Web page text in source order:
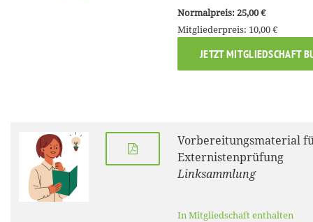
Normalpreis: 25,00 €
Mitgliederpreis: 10,00 €
JETZT MITGLIEDSCHAFT
Vorbereitungsmaterial
Externistenprüfung
Linksammlung
In Mitgliedschaft enthalten